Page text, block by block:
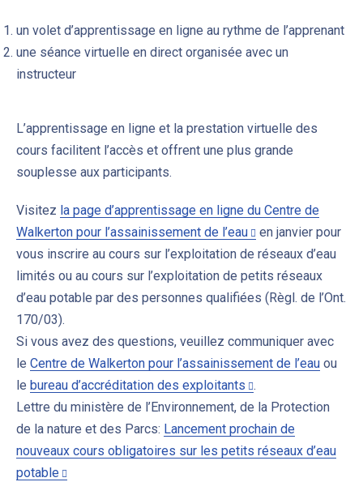
un volet d’apprentissage en ligne au rythme de l’apprenant
une séance virtuelle en direct organisée avec un
instructeur
L’apprentissage en ligne et la prestation virtuelle des
cours facilitent l’accès et offrent une plus grande
souplesse aux participants.
Visitez la page d’apprentissage en ligne du Centre de
Walkerton pour l’assainissement de l’eau
en janvier pour
vous inscrire au cours sur l’exploitation de réseaux d’eau
limités ou au cours sur l’exploitation de petits réseaux
d’eau potable par des personnes qualifiées (Règl. de l’Ont.
170/03).
Si vous avez des questions, veuillez communiquer avec
le Centre de Walkerton pour l’assainissement de l’eau ou
le bureau d’accréditation des exploitants
.
Lettre du ministère de l’Environnement, de la Protection
de la nature et des Parcs: Lancement prochain de
nouveaux cours obligatoires sur les petits réseaux d’eau
potable